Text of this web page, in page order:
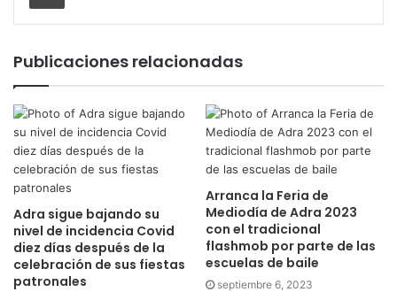
Publicaciones relacionadas
Adra sigue bajando su
nivel de incidencia Covid
diez días después de la
celebración de sus fiestas
patronales
Arranca la Feria de
Mediodía de Adra 2023
con el tradicional
flashmob por parte de las
escuelas de baile
septiembre 6, 2023